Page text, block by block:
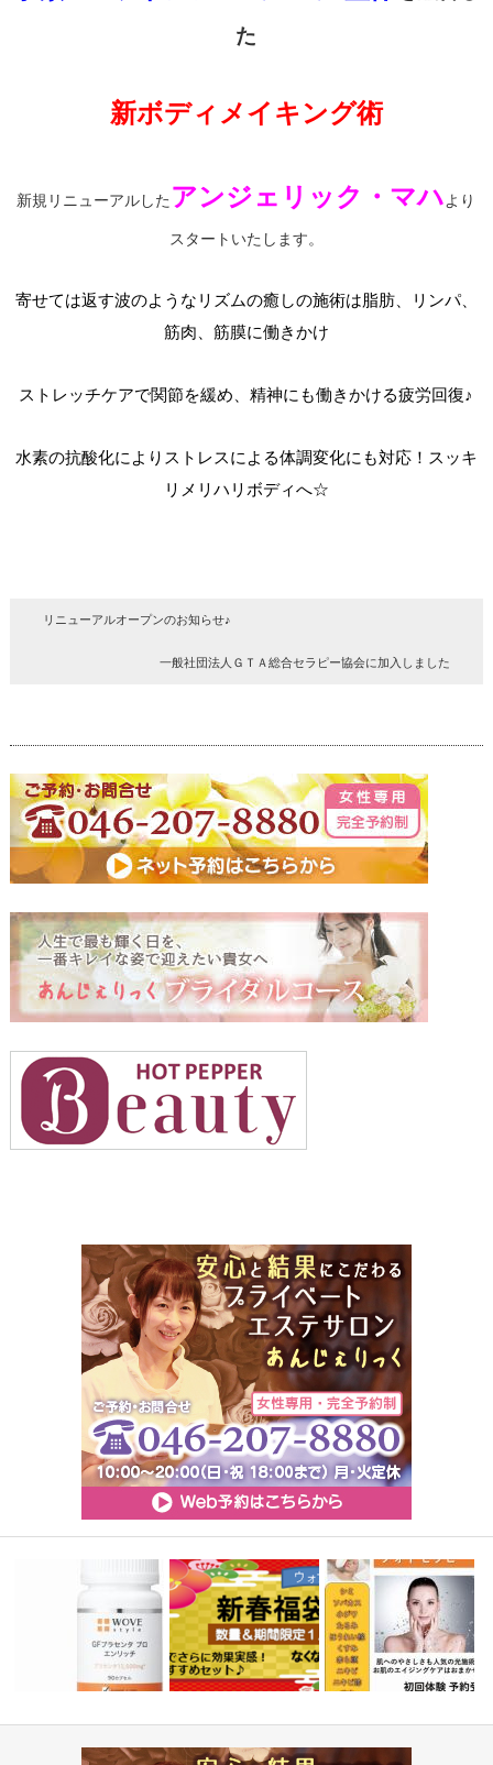
た
新ボディメイキング術
新規リニューアルした アンジェリック・マハより
スタートいたします。
寄せては返す波のようなリズムの癒しの施術は脂肪、リンパ、
筋肉、筋膜に働きかけ
ストレッチケアで関節を緩め、精神にも働きかける疲労回復♪
水素の抗酸化によりストレスによる体調変化にも対応！スッキ
リメリハリボディへ☆
リニューアルオープンのお知らせ♪
一般社団法人ＧＴＡ総合セラピー協会に加入しました